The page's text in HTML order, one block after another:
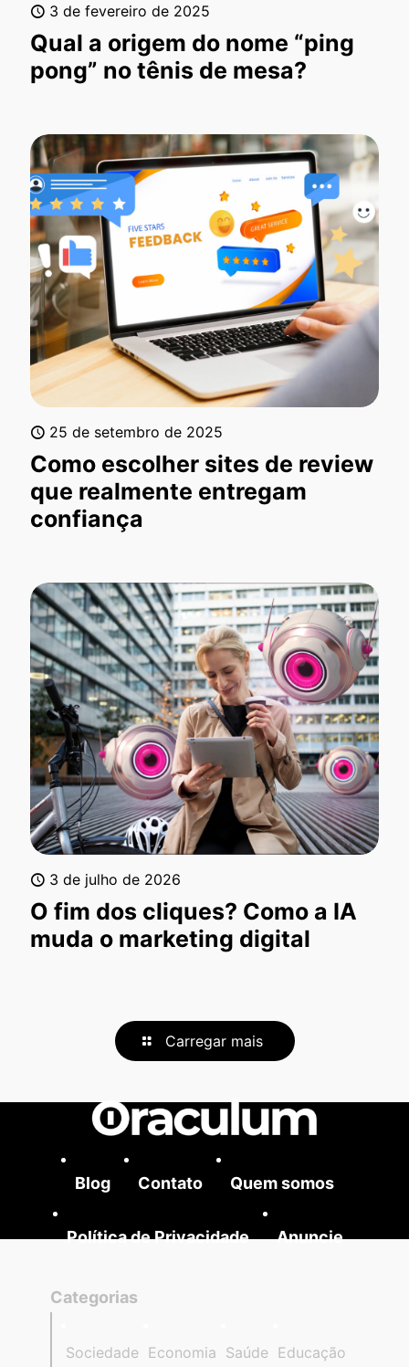
3 de fevereiro de 2025
Qual a origem do nome “ping
pong” no tênis de mesa?
25 de setembro de 2025
Como escolher sites de review
que realmente entregam
confiança
3 de julho de 2026
O fim dos cliques? Como a IA
muda o marketing digital
Carregar mais
Blog Contato Quem somos
Política de Privacidade Anuncie
Categorias
Sociedade Economia Saúde Educação